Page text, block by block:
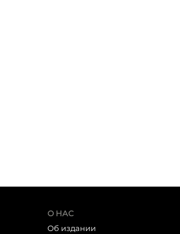
О НАС
Об издании